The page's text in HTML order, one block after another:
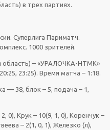
в трех партиях.
Суперлига Париматч.
1000 зрителей.
– «УРАЛОЧКА-НТМК»
23:25). Время матча – 1:18.
— 38, блок – 5, подача – 1,
0), Крук – 10(9, 1, 0), Коренчук –
– 2(1, 0, 1), Железко (л),